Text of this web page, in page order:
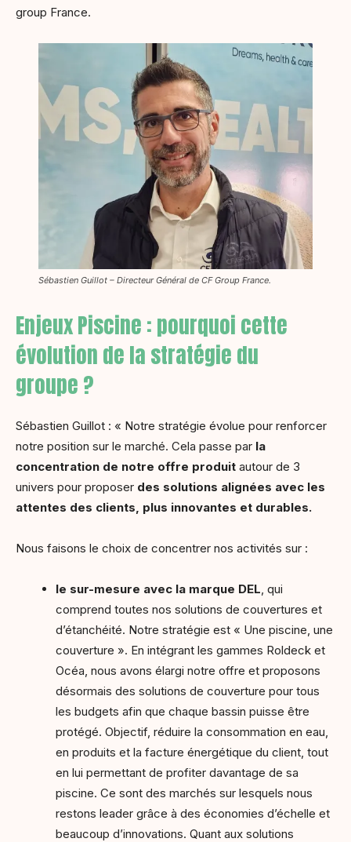
group France.
Sébastien Guillot – Directeur Général de CF Group France.
Enjeux Piscine : pourquoi cette
évolution de la stratégie du
groupe ?
Sébastien Guillot : « Notre stratégie évolue pour renforcer
notre position sur le marché. Cela passe par la
concentration de notre offre produit autour de 3
univers pour proposer des solutions alignées avec les
attentes des clients, plus innovantes et durables.
Nous faisons le choix de concentrer nos activités sur :
le sur-mesure avec la marque DEL, qui
comprend toutes nos solutions de couvertures et
d’étanchéité. Notre stratégie est « Une piscine, une
couverture ». En intégrant les gammes Roldeck et
Océa, nous avons élargi notre offre et proposons
désormais des solutions de couverture pour tous
les budgets afin que chaque bassin puisse être
protégé. Objectif, réduire la consommation en eau,
en produits et la facture énergétique du client, tout
en lui permettant de profiter davantage de sa
piscine. Ce sont des marchés sur lesquels nous
restons leader grâce à des économies d’échelle et
beaucoup d’innovations. Quant aux solutions